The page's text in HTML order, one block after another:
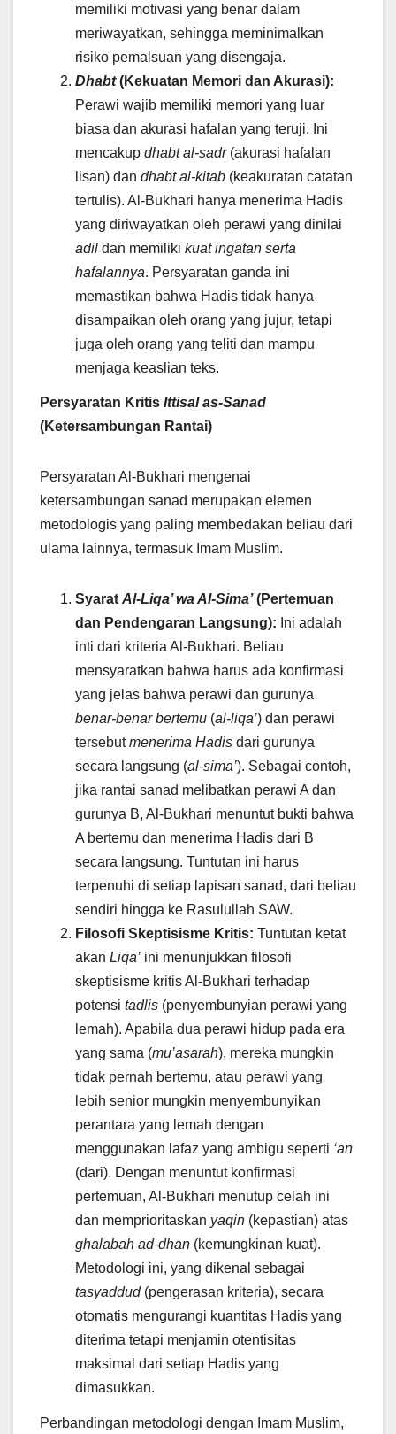
memiliki motivasi yang benar dalam
meriwayatkan, sehingga meminimalkan
risiko pemalsuan yang disengaja.
Dhabt(Kekuatan Memori dan Akurasi):
Perawi wajib memiliki memori yang luar
biasa dan akurasi hafalan yang teruji. Ini
mencakup dhabt al-sadr(akurasi hafalan
lisan) dan dhabt al-kitab (keakuratan catatan
tertulis). Al-Bukhari hanya menerima Hadis
yang diriwayatkan oleh perawi yang dinilai
adil dan memiliki kuat ingatan serta
hafalannya. Persyaratan ganda ini
memastikan bahwa Hadis tidak hanya
disampaikan oleh orang yang jujur, tetapi
juga oleh orang yang teliti dan mampu
menjaga keaslian teks.
Persyaratan Kritis Ittisal as-Sanad
(Ketersambungan Rantai)
Persyaratan Al-Bukhari mengenai
ketersambungan sanad merupakan elemen
metodologis yang paling membedakan beliau dari
ulama lainnya, termasuk Imam Muslim.
Syarat Al-Liqa’ wa Al-Sima’(Pertemuan
dan Pendengaran Langsung): Ini adalah
inti dari kriteria Al-Bukhari. Beliau
mensyaratkan bahwa harus ada konfirmasi
yang jelas bahwa perawi dan gurunya
benar-benar bertemu (al-liqa’) dan perawi
tersebutmenerima Hadis dari gurunya
secara langsung (al-sima’). Sebagai contoh,
jika rantai sanad melibatkan perawi A dan
gurunya B, Al-Bukhari menuntut bukti bahwa
A bertemu dan menerima Hadis dari B
secara langsung. Tuntutan ini harus
terpenuhi di setiap lapisan sanad, dari beliau
sendiri hingga ke Rasulullah SAW.
Filosofi Skeptisisme Kritis: Tuntutan ketat
akan Liqa’ ini menunjukkan filosofi
skeptisisme kritis Al-Bukhari terhadap
potensi tadlis (penyembunyian perawi yang
lemah). Apabila dua perawi hidup pada era
yang sama (mu’asarah), mereka mungkin
tidak pernah bertemu, atau perawi yang
lebih senior mungkin menyembunyikan
perantara yang lemah dengan
menggunakan lafaz yang ambigu seperti ‘an
(dari). Dengan menuntut konfirmasi
pertemuan, Al-Bukhari menutup celah ini
dan memprioritaskan yaqin (kepastian) atas
ghalabah ad-dhan (kemungkinan kuat).
Metodologi ini, yang dikenal sebagai
tasyaddud(pengerasan kriteria), secara
otomatis mengurangi kuantitas Hadis yang
diterima tetapi menjamin otentisitas
maksimal dari setiap Hadis yang
dimasukkan.
Perbandingan metodologi dengan Imam Muslim,